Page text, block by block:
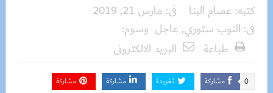
كتبه: عصام البنا فى: مارس 21, 2019
فى: التوب ستوري, عاجل وسوم:
طباعة
البريد الالكترونى
مشاركة 0 تغريدة مشاركة مشاركة